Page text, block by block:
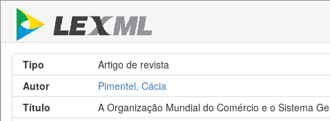
Tipo
Artigo de revista
Autor
Pimentel, Cácia
Título
A Organização Mundial do Comércio e o Sistema